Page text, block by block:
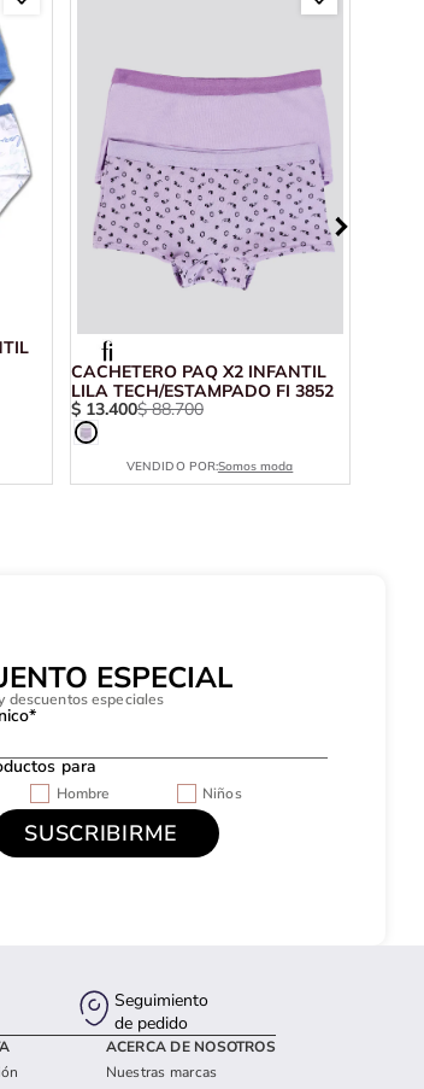
CACHETERO PAQ X2 INFANTIL
LILA TECH/ESTAMPADO FI 3852
$ 13.400$ 88.700
VENDIDO POR:Somos moda
ESPECIAL
descuentos especiales
para
Hombre
Niños
Seguimiento
de pedido
ACERCA DE NOSOTROS
Nuestras marcas